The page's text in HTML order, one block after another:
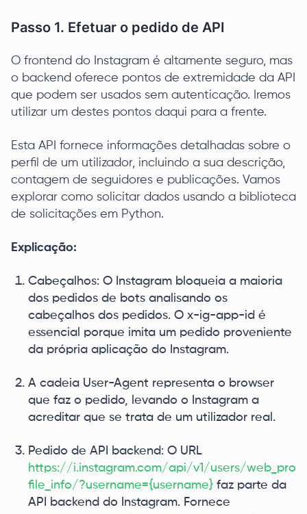
Passo 1. Efetuar o pedido de API
O frontend do Instagram é altamente seguro, mas
o backend oferece pontos de extremidade da API
que podem ser usados sem autenticação. Iremos
utilizar um destes pontos daqui para a frente.
Esta API fornece informações detalhadas sobre o
perfil de um utilizador, incluindo a sua descrição,
contagem de seguidores e publicações. Vamos
explorar como solicitar dados usando a biblioteca
de solicitações em Python.
Explicação:
Cabeçalhos: O Instagram bloqueia a maioria
dos pedidos de bots analisando os
cabeçalhos dos pedidos. O x-ig-app-id é
essencial porque imita um pedido proveniente
da própria aplicação do Instagram.
A cadeia User-Agent representa o browser
que faz o pedido, levando o Instagram a
acreditar que se trata de um utilizador real.
Pedido de API backend: O URL
https://i.instagram.com/api/v1/users/web_pro
file_info/?username={username} faz parte da
API backend do Instagram. Fornece